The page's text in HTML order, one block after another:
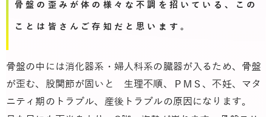
骨盤の歪みが体の様々な不調を招いている、この
ことは皆さんご存知だと思います。
骨盤の中には消化器系・婦人科系の臓器が入るため、骨盤
が歪む、股関節が固いと 生理不順、ＰＭＳ、不妊、マタ
ニティ期のトラブル、産後トラブルの原因になります。